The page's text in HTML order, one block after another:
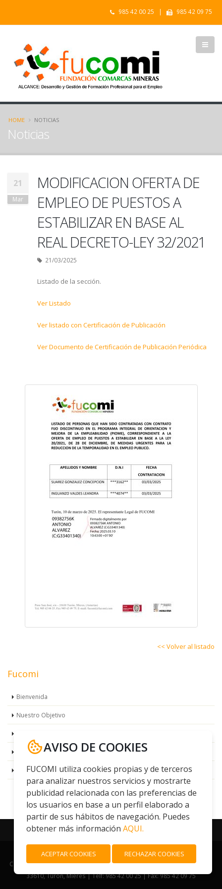
AVISO DE COOKIES
FUCOMI utiliza cookies propias y de terceros
para analizar nuestros servicios y mostrarte
publicidad relacionada con las preferencias de
los usuarios en base a un perfil elaborado a
partir de sus hábitos de navegación. Puedes
obtener más información AQUI.
ACEPTAR COOKIES RECHAZAR COOKIES
985 42 00 25 | 985 42 09 75
HOME NOTICIAS
Noticias
21
Mar
MODIFICACION OFERTA DE
EMPLEO DE PUESTOS A
ESTABILIZAR EN BASE AL
REAL DECRETO-LEY 32/2021
21/03/2025
Listado de la sección.
Ver Listado
Ver listado con Certificación de Publicación
Ver Documento de Certificación de Publicación Periódica
<< Volver al listado
Fucomi
Bienvenida
Nuestro Objetivo
Perfil del Contratante
Política de Calidad
C 2017 FUCOMI |Aviso Legal y Protección de Datos| Pozo San José, s/n
33610, Turón, Mieres | Telf: 985 42 00 25 | Fax: 985 42 09 75